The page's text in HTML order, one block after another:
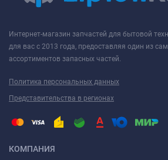
Интернет-магазин запчастей для бытовой
для вас с 2013 года, предоставляя один из
ассортиментов запасных частей.
Политика персональных данных
Представительства в регионах
КОМПАНИЯ